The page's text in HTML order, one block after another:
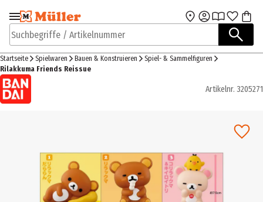
Zur Navigation
springen
Zum Hauptinhalt
Suchbegriffe / Artikelnummer
Startseite Spielwaren Bauen & Konstruieren
Spiel- & Sammelfiguren
Rilakkuma Friends Reissue
Artikelnr. 3205271